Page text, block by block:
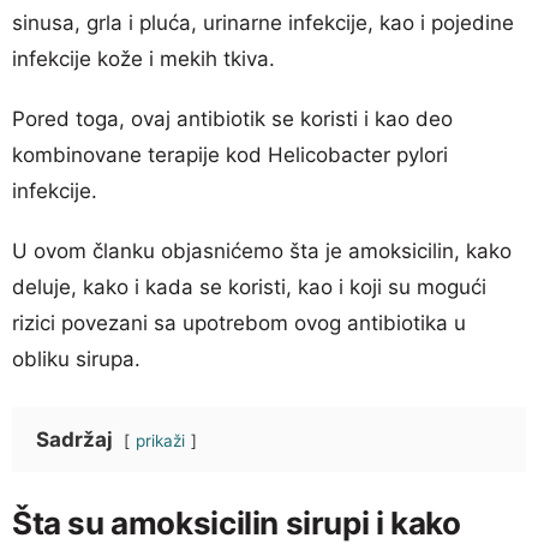
sinusa, grla i pluća, urinarne infekcije, kao i pojedine
infekcije kože i mekih tkiva.
Pored toga, ovaj antibiotik se koristi i kao deo
kombinovane terapije kod Helicobacter pylori
infekcije.
U ovom članku objasnićemo šta je amoksicilin, kako
deluje, kako i kada se koristi, kao i koji su mogući
rizici povezani sa upotrebom ovog antibiotika u
obliku sirupa.
Sadržaj prikaži
Šta su amoksicilin sirupi i kako